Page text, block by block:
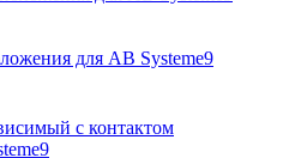
для АВ Systeme9